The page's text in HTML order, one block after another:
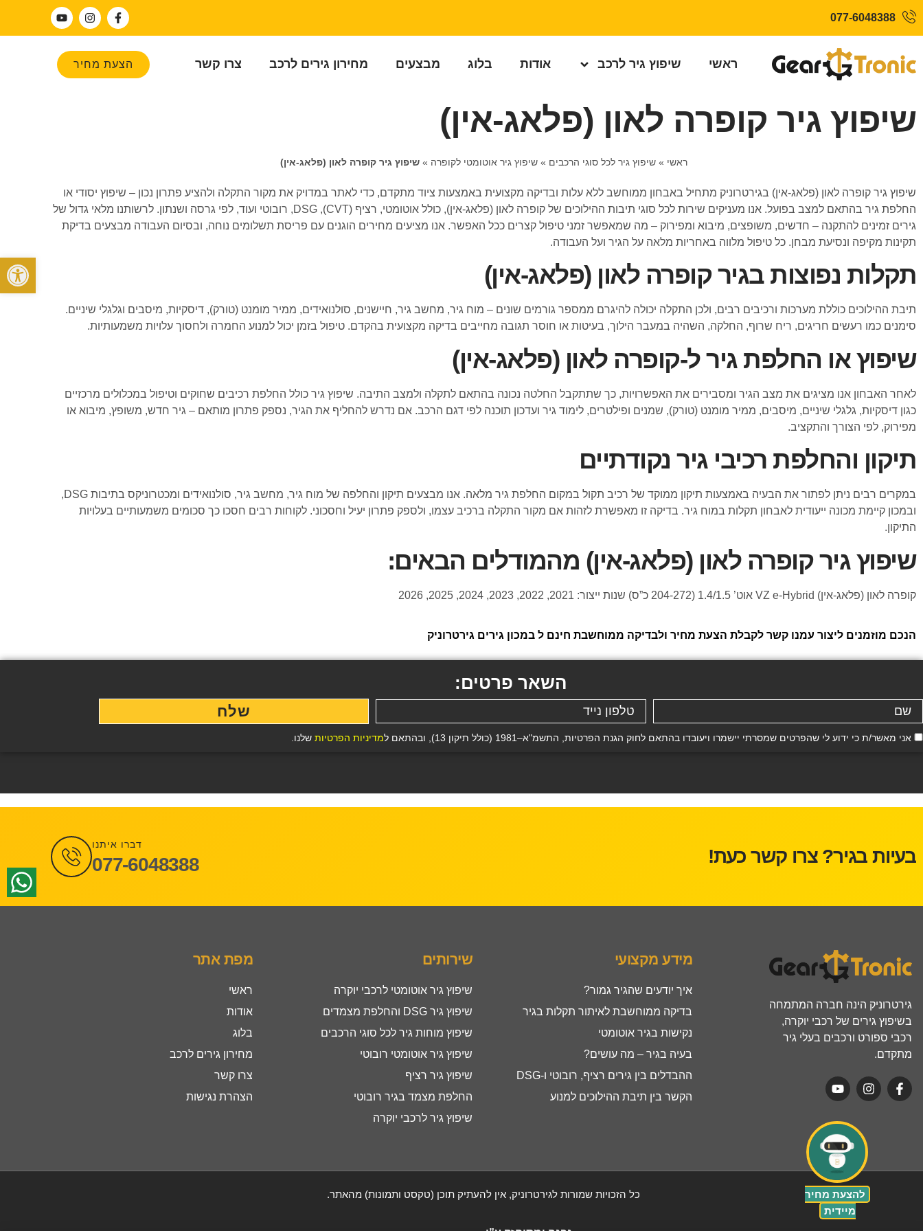
פתח
077-6048388
ראשי שיפוץ גיר לרכב אודות בלוג מבצעים מחירון גירים לרכב צרו קשר הצעת מחיר
שיפוץ גיר קופרה לאון (פלאג-אין)
ראשי »שיפוץ גיר לכל סוגי הרכבים »שיפוץ גיר אוטומטי לקופרה »שיפוץ גיר קופרה לאון (פלאג-אין)
שיפוץ גיר קופרה לאון (פלאג-אין) בגירטרוניק מתחיל באבחון ממוחשב ללא עלות ובדיקה מקצועית באמצעות ציוד מתקדם, כדי לאתר במדויק את מקור התקלה ולהציע פתרון נכון – שיפוץ יסודי או
החלפת גיר בהתאם למצב בפועל. אנו מעניקים שירות לכל סוגי תיבות ההילוכים של קופרה לאון (פלאג-אין), כולל אוטומטי, רציף (CVT), DSG, רובוטי ועוד, לפי גרסה ושנתון. לרשותנו מלאי גדול של
גירים זמינים להתקנה – חדשים, משופצים, מיבוא ומפירוק – מה שמאפשר זמני טיפול קצרים ככל האפשר. אנו מציעים מחירים הוגנים עם פריסת תשלומים נוחה, ובסיום העבודה מבצעים בדיקת
תקינות מקיפה ונסיעת מבחן. כל טיפול מלווה באחריות מלאה על הגיר ועל העבודה.
תקלות נפוצות בגיר קופרה לאון (פלאג-אין)
תיבת ההילוכים כוללת מערכות ורכיבים רבים, ולכן התקלה יכולה להיגרם ממספר גורמים שונים – מוח גיר, מחשב גיר, חיישנים, סולנואידים, ממיר מומנט (טורק), דיסקיות, מיסבים וגלגלי שיניים.
סימנים כמו רעשים חריגים, ריח שרוף, החלקה, השהיה במעבר הילוך, בעיטות או חוסר תגובה מחייבים בדיקה מקצועית בהקדם. טיפול בזמן יכול למנוע החמרה ולחסוך עלויות משמעותיות.
שיפוץ או החלפת גיר ל-קופרה לאון (פלאג-אין)
לאחר האבחון אנו מציגים את מצב הגיר ומסבירים את האפשרויות, כך שתתקבל החלטה נכונה בהתאם לתקלה ולמצב התיבה. שיפוץ גיר כולל החלפת רכיבים שחוקים וטיפול במכלולים מרכזיים
כגון דיסקיות, גלגלי שיניים, מיסבים, ממיר מומנט (טורק), שמנים ופילטרים, לימוד גיר ועדכון תוכנה לפי דגם הרכב. אם נדרש להחליף את הגיר, נספק פתרון מותאם – גיר חדש, משופץ, מיבוא או
מפירוק, לפי הצורך והתקציב.
תיקון והחלפת רכיבי גיר נקודתיים
במקרים רבים ניתן לפתור את הבעיה באמצעות תיקון ממוקד של רכיב תקול במקום החלפת גיר מלאה. אנו מבצעים תיקון והחלפה של מוח גיר, מחשב גיר, סולנואידים ומכטרוניקס בתיבות DSG,
ובמכון קיימת מכונה ייעודית לאבחון תקלות במוח גיר. בדיקה זו מאפשרת לזהות אם מקור התקלה ברכיב עצמו, ולספק פתרון יעיל וחסכוני. לקוחות רבים חסכו כך סכומים משמעותיים בעלויות
התיקון.
שיפוץ גיר קופרה לאון (פלאג-אין) מהמודלים הבאים:
קופרה לאון (פלאג-אין) VZ e-Hybrid אוט’ 1.4/1.5 (204-272 כ”ס) שנות ייצור: 2021, 2022, 2023, 2024, 2025, 2026
הנכם מוזמנים ליצור עמנו קשר לקבלת הצעת מחיר ולבדיקה ממוחשבת חינם ל במכון גירים גירטרוניק
השאר פרטים:
אני מאשר/ת כי ידוע לי שהפרטים שמסרתי יישמרו ויעובדו בהתאם לחוק הגנת הפרטיות, התשמ"א–1981 (כולל תיקון 13), ובהתאם ל מדיניות הפרטיות שלנו.
שלח
להצעת מחיר
מיידית
בעיות בגיר? צרו קשר כעת!
דברו איתנו
077-6048388
גירטרוניק הינה חברה המתמחה
בשיפוץ גירים של רכבי יוקרה,
רכבי ספורט ורכבים בעלי גיר
מתקדם.
מידע מקצועי
איך יודעים שהגיר גמור?
בדיקה ממוחשבת לאיתור תקלות בגיר
נקישות בגיר אוטומטי
בעיה בגיר – מה עושים?
ההבדלים בין גירים רציף, רובוטי ו-DSG
הקשר בין תיבת ההילוכים למנוע
שירותים
שיפוץ גיר אוטומטי לרכבי יוקרה
שיפוץ גיר DSG והחלפת מצמדים
שיפוץ מוחות גיר לכל סוגי הרכבים
שיפוץ גיר אוטומטי רובוטי
שיפוץ גיר רציף
החלפת מצמד בגיר רובוטי
שיפוץ גיר לרכבי יוקרה
מפת אתר
ראשי
אודות
בלוג
מחירון גירים לרכב
צרו קשר
הצהרת נגישות
כל הזכויות שמורות לגירטרוניק, אין להעתיק תוכן (טקסט ותמונות) מהאתר.